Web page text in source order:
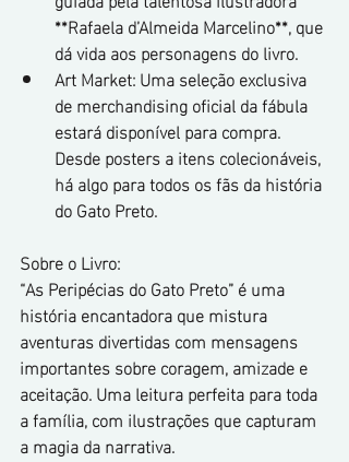
**Rafaela d’Almeida Marcelino**, que
dá vida aos personagens do livro.
Art Market: Uma seleção exclusiva
de merchandising oficial da fábula
estará disponível para compra.
Desde posters a itens colecionáveis,
há algo para todos os fãs da história
do Gato Preto.
Sobre o Livro:
“As Peripécias do Gato Preto” é uma
história encantadora que mistura
aventuras divertidas com mensagens
importantes sobre coragem, amizade e
aceitação. Uma leitura perfeita para toda
a família, com ilustrações que capturam
a magia da narrativa.